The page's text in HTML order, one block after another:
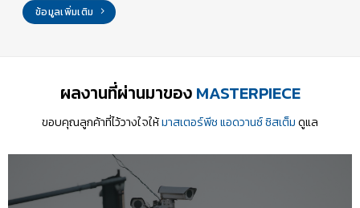
ข้อมูลเพิ่มเติม
ผลงานที่ผ่านมาของMASTERPIECE
ขอบคุณลูกค้าที่ไว้วางใจให้มาสเตอร์พีช แอดวานซ์ ซิสเต็มดูแล